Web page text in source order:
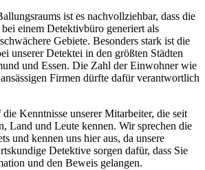
ist es nachvollziehbar, dass die
einem Detektivbüro generiert als
Gebiete. Besonders stark ist die
unserer Detektei in den größten Städten
und Essen. Die Zahl der Einwohner wie
Firmen dürfte dafür verantwortlich
Kenntnisse unserer Mitarbeiter, die seit
Land und Leute kennen. Wir sprechen die
und kennen uns hier aus, da unsere
Detektive sorgen dafür, dass Sie
und den Beweis gelangen.